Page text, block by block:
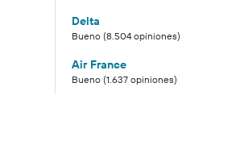
Delta
Bueno (8.504 opiniones)
Air France
Bueno (1.637 opiniones)